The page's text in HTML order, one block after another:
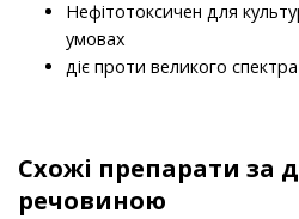
Нефітотоксичен для
умовах
діє проти великого
Схожі препарати за
речовиною